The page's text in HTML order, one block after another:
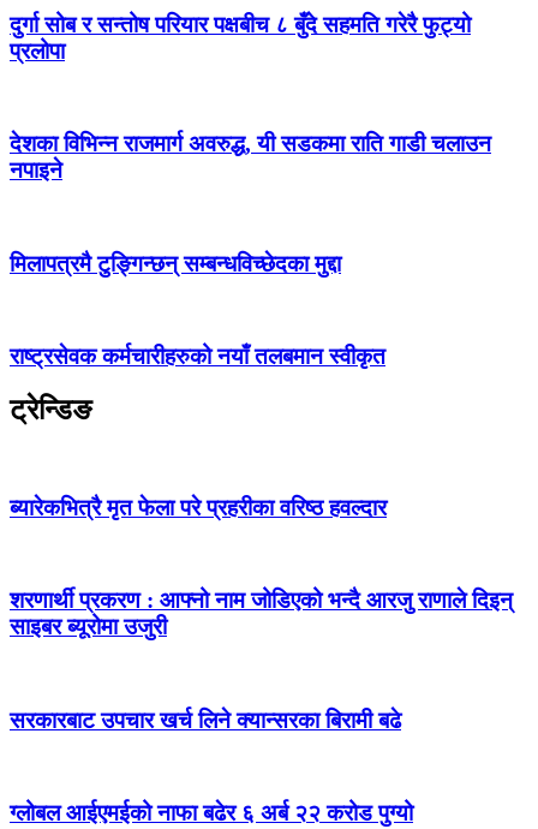
दुर्गा सोब र सन्तोष परियार पक्षबीच ८ बुँदे सहमति गरेरै फुट्यो
प्रलोपा
देशका विभिन्न राजमार्ग अवरुद्ध, यी सडकमा राति गाडी चलाउन
नपाइने
मिलापत्रमै टुङ्गिन्छन् सम्बन्धविच्छेदका मुद्दा
राष्ट्रसेवक कर्मचारीहरुको नयाँ तलबमान स्वीकृत
ट्रेन्डिङ
ब्यारेकभित्रै मृत फेला परे प्रहरीका वरिष्ठ हवल्दार
शरणार्थी प्रकरण : आफ्नो नाम जोडिएको भन्दै आरजु राणाले दिइन्
साइबर ब्यूरोमा उजुरी
सरकारबाट उपचार खर्च लिने क्यान्सरका बिरामी बढे
ग्लोबल आईएमईको नाफा बढेर ६ अर्ब २२ करोड पुग्यो